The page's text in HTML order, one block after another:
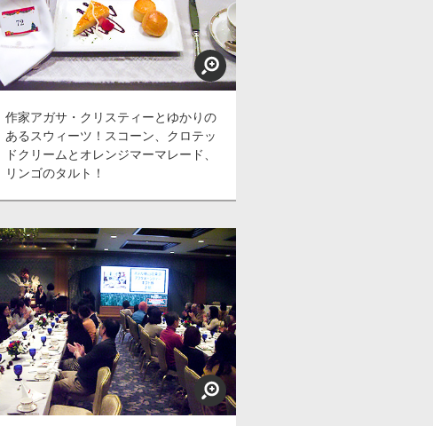
作家アガサ・クリスティーとゆかりの
あるスウィーツ！スコーン、クロテッ
ドクリームとオレンジマーマレード、
リンゴのタルト！